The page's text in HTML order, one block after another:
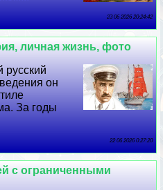
23 06 2026 20:24:42
личная жизнь, фото
русский
он
За годы
22 06 2026 0:27:20
с ограниченными